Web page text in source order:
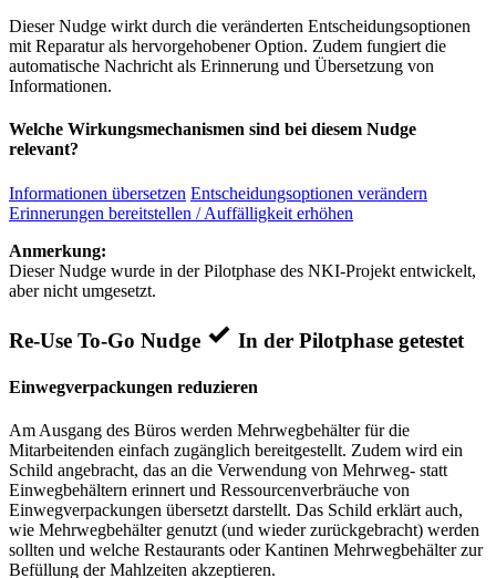
Dieser Nudge wirkt durch die veränderten Entscheidungsoptionen
mit Reparatur als hervorgehobener Option. Zudem fungiert die
automatische Nachricht als Erinnerung und Übersetzung von
Informationen.
Welche Wirkungsmechanismen sind bei diesem Nudge
relevant?
Informationen übersetzen Entscheidungsoptionen verändern
Erinnerungen bereitstellen / Auffälligkeit erhöhen
Anmerkung:
Dieser Nudge wurde in der Pilotphase des NKI-Projekt entwickelt,
aber nicht umgesetzt.
Re-Use To-Go Nudge In der Pilotphase getestet
Einwegverpackungen reduzieren
Am Ausgang des Büros werden Mehrwegbehälter für die
Mitarbeitenden einfach zugänglich bereitgestellt. Zudem wird ein
Schild angebracht, das an die Verwendung von Mehrweg- statt
Einwegbehältern erinnert und Ressourcenverbräuche von
Einwegverpackungen übersetzt darstellt. Das Schild erklärt auch,
wie Mehrwegbehälter genutzt (und wieder zurückgebracht) werden
sollten und welche Restaurants oder Kantinen Mehrwegbehälter zur
Befüllung der Mahlzeiten akzeptieren.